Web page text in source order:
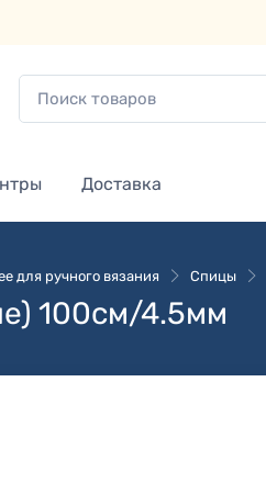
Доставка
для ручного вязания Спицы
100см/4.5мм